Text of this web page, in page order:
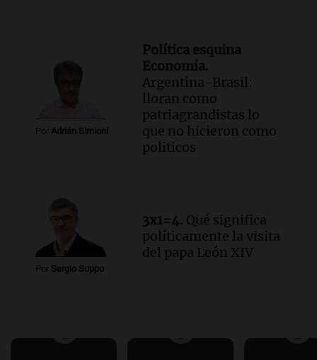
Por Adrián Simioni
Política esquina
Economía.
Argentina-Brasil:
lloran como
patriagrandistas lo
que no hicieron como
politicos
Por Sergio Suppo
3x1=4. Qué significa
políticamente la visita
del papa León XIV